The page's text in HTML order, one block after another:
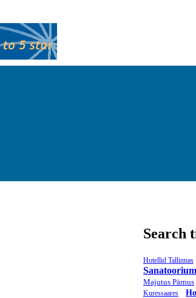
Search
Hotellid Tallinnas
Majutus Pärnus
Kuressaares